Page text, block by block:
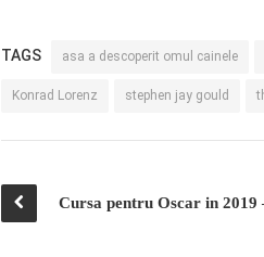
TAGS asa a descoperit omul cainele
Konrad Lorenz stephen jay gould
Cursa pentru Oscar in 2019